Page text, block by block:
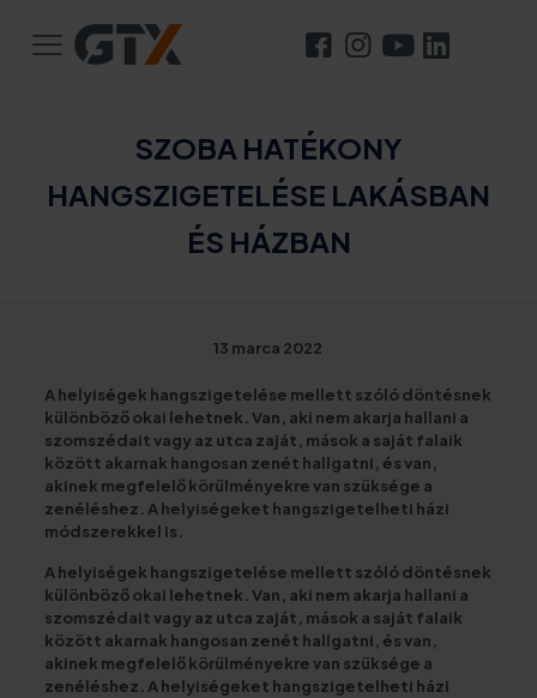
SZOBA HATÉKONY
HANGSZIGETELÉSE LAKÁSBAN
ÉS HÁZBAN
13 marca 2022
A helyiségek hangszigetelése mellett szóló döntésnek
különböző okai lehetnek. Van, aki nem akarja hallani a
szomszédait vagy az utca zaját, mások a saját falaik
között akarnak hangosan zenét hallgatni, és van,
akinek megfelelő körülményekre van szüksége a
zenéléshez. A helyiségeket hangszigetelheti házi
módszerekkel is.
A helyiségek hangszigetelése mellett szóló döntésnek
különböző okai lehetnek. Van, aki nem akarja hallani a
szomszédait vagy az utca zaját, mások a saját falaik
között akarnak hangosan zenét hallgatni, és van,
akinek megfelelő körülményekre van szüksége a
zenéléshez. A helyiségeket hangszigetelheti házi